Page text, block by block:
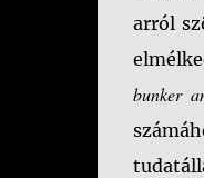
arról
bunker